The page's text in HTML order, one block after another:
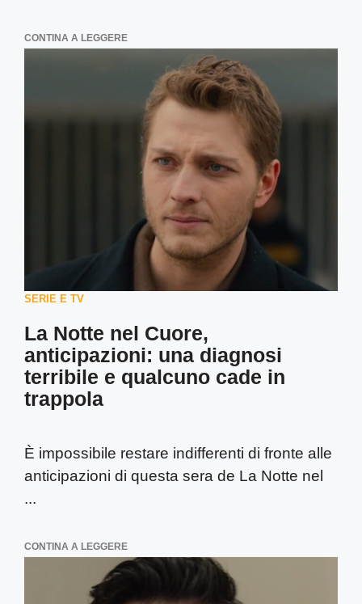
CONTINA A LEGGERE
SERIE E TV
La Notte nel Cuore,
anticipazioni: una diagnosi
terribile e qualcuno cade in
trappola
È impossibile restare indifferenti di fronte alle
anticipazioni di questa sera de La Notte nel
...
CONTINA A LEGGERE